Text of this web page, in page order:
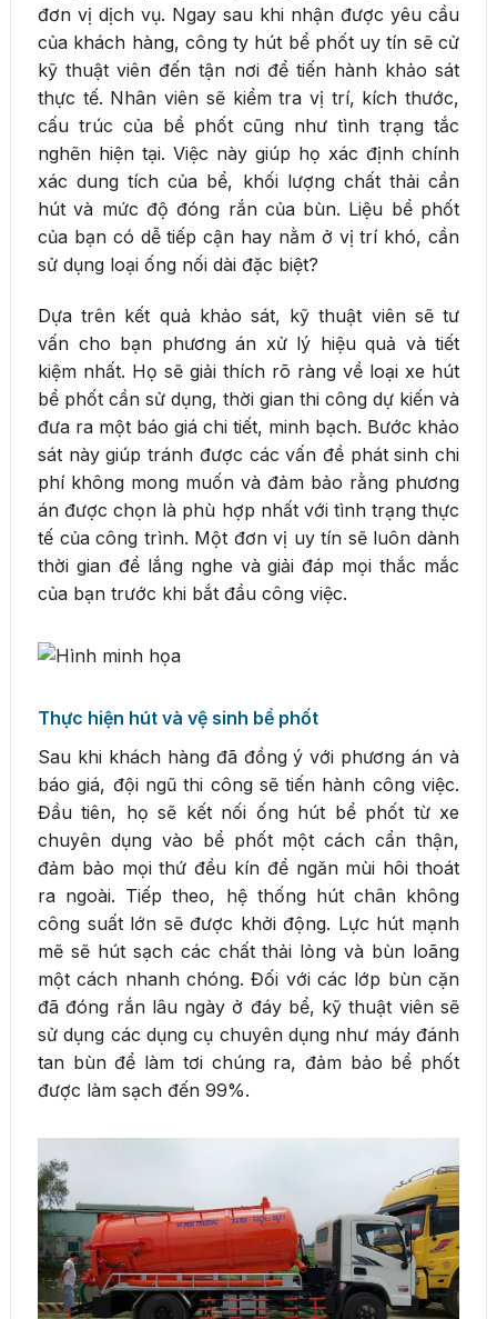
đơn vị dịch vụ. Ngay sau khi nhận được yêu cầu
của khách hàng, công ty hút bể phốt uy tín sẽ cử
kỹ thuật viên đến tận nơi để tiến hành khảo sát
thực tế. Nhân viên sẽ kiểm tra vị trí, kích thước,
cấu trúc của bể phốt cũng như tình trạng tắc
nghẽn hiện tại. Việc này giúp họ xác định chính
xác dung tích của bể, khối lượng chất thải cần
hút và mức độ đóng rắn của bùn. Liệu bể phốt
của bạn có dễ tiếp cận hay nằm ở vị trí khó, cần
sử dụng loại ống nối dài đặc biệt?
Dựa trên kết quả khảo sát, kỹ thuật viên sẽ tư
vấn cho bạn phương án xử lý hiệu quả và tiết
kiệm nhất. Họ sẽ giải thích rõ ràng về loại xe hút
bể phốt cần sử dụng, thời gian thi công dự kiến và
đưa ra một báo giá chi tiết, minh bạch. Bước khảo
sát này giúp tránh được các vấn đề phát sinh chi
phí không mong muốn và đảm bảo rằng phương
án được chọn là phù hợp nhất với tình trạng thực
tế của công trình. Một đơn vị uy tín sẽ luôn dành
thời gian để lắng nghe và giải đáp mọi thắc mắc
của bạn trước khi bắt đầu công việc.
Thực hiện hút và vệ sinh bể phốt
Sau khi khách hàng đã đồng ý với phương án và
báo giá, đội ngũ thi công sẽ tiến hành công việc.
Đầu tiên, họ sẽ kết nối ống hút bể phốt từ xe
chuyên dụng vào bể phốt một cách cẩn thận,
đảm bảo mọi thứ đều kín để ngăn mùi hôi thoát
ra ngoài. Tiếp theo, hệ thống hút chân không
công suất lớn sẽ được khởi động. Lực hút mạnh
mẽ sẽ hút sạch các chất thải lỏng và bùn loãng
một cách nhanh chóng. Đối với các lớp bùn cặn
đã đóng rắn lâu ngày ở đáy bể, kỹ thuật viên sẽ
sử dụng các dụng cụ chuyên dụng như máy đánh
tan bùn để làm tơi chúng ra, đảm bảo bể phốt
được làm sạch đến 99%.